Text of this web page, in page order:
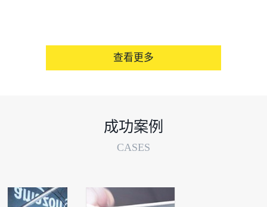
查看更多
成功案例
CASES